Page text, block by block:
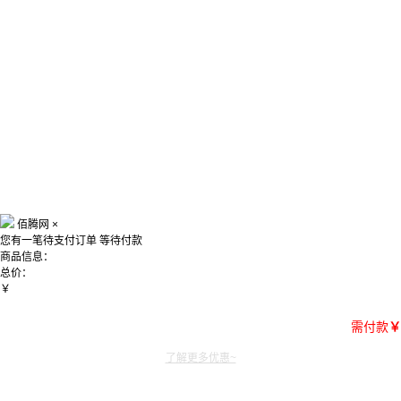
佰腾网 ×
您有一笔待支付订单 等待付款
商品信息：
总价：
￥
需付款￥
了解更多优惠~